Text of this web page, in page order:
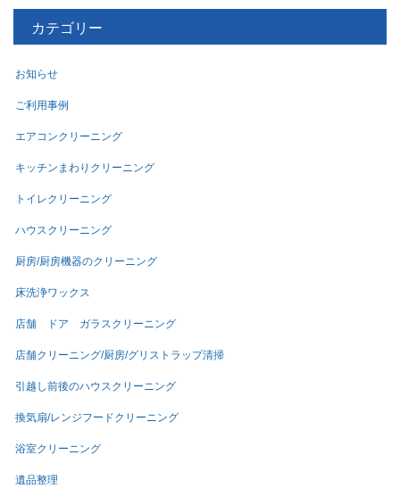
カテゴリー
お知らせ
ご利用事例
エアコンクリーニング
キッチンまわりクリーニング
トイレクリーニング
ハウスクリーニング
厨房/厨房機器のクリーニング
床洗浄ワックス
店舗 ドア ガラスクリーニング
店舗クリーニング/厨房/グリストラップ清掃
引越し前後のハウスクリーニング
換気扇/レンジフードクリーニング
浴室クリーニング
遺品整理